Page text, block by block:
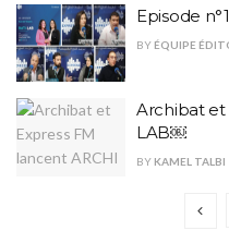
Episode
BY ÉQUIPE
Archibat et
LAB￼
BY KAMEL TALBI